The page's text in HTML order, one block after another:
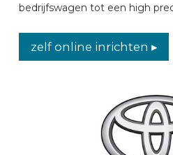
AUTOMERKEN
VOERTUIG INRICHTEN
bedrijfswagen tot een high
zelf online inrichten ▸